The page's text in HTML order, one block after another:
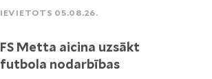
IEVIETOTS 05.08.26.
FS Metta aicina uzsākt
futbola nodarbības